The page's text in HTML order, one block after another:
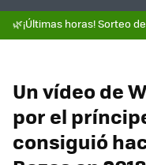
🌿¡Últimas horas! Sorteo
Un vídeo de
por el
consiguió